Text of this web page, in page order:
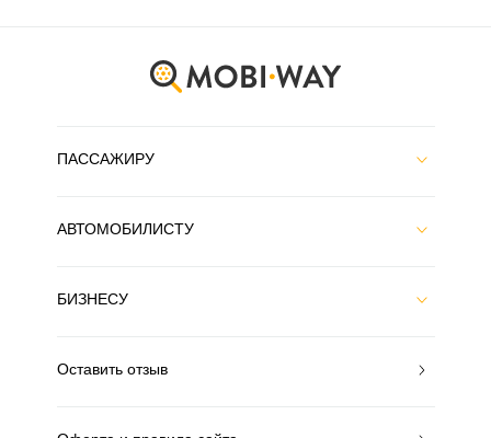
ПАССАЖИРУ
АВТОМОБИЛИСТУ
БИЗНЕСУ
Оставить отзыв